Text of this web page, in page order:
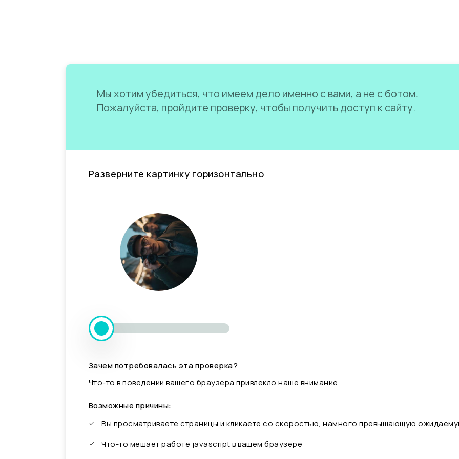
Мы хотим убедиться, что имеем дело именно с вами, а не с ботом.
Пожалуйста, пройдите проверку, чтобы получить доступ к сайту.
Разверните картинку горизонтально
Зачем потребовалась эта проверка?
Что-то в поведении вашего браузера привлекло наше внимание.
Возможные причины:
Вы просматриваете страницы и кликаете со скоростью, намного превышающую
Что-то мешает работе javascript в вашем браузере